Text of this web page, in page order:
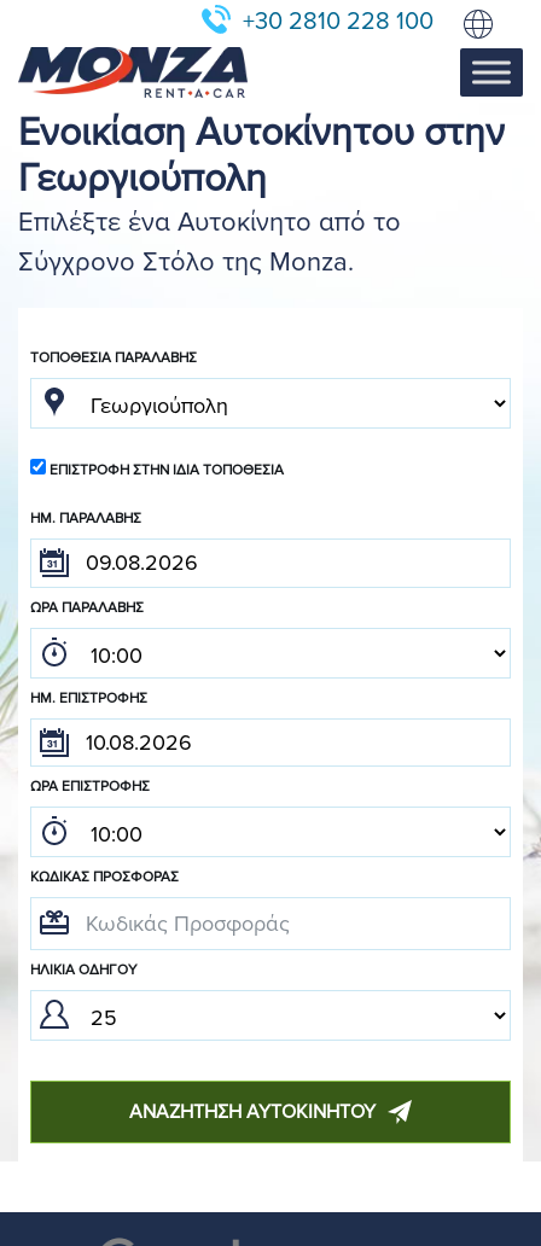
+30 2810 228 100
Ενοικίαση Αυτοκίνητου στην
Γεωργιούπολη
Επιλέξτε ένα Αυτοκίνητο από το
Σύγχρονο Στόλο της Monza.
ΤΟΠΟΘΕΣΊΑ ΠΑΡΑΛΑΒΉΣ
ΕΠΙΣΤΡΟΦΉ ΣΤΗΝ ΊΔΙΑ ΤΟΠΟΘΕΣΊΑ
ΗΜ. ΠΑΡΑΛΑΒΉΣ
ΏΡΑ ΠΑΡΑΛΑΒΉΣ
ΗΜ. ΕΠΙΣΤΡΟΦΉΣ
ΏΡΑ ΕΠΙΣΤΡΟΦΉΣ
ΚΩΔΙΚΆΣ ΠΡΟΣΦΟΡΆΣ
ΗΛΙΚΊΑ ΟΔΗΓΟΎ
ΑΝΑΖΗΤΗΣΗ ΑΥΤΟΚΙΝΗΤΟΥ